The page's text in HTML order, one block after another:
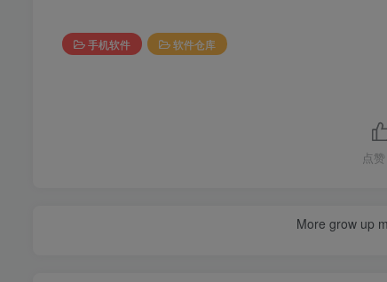
手机软件 软件仓库
点赞
More grow up